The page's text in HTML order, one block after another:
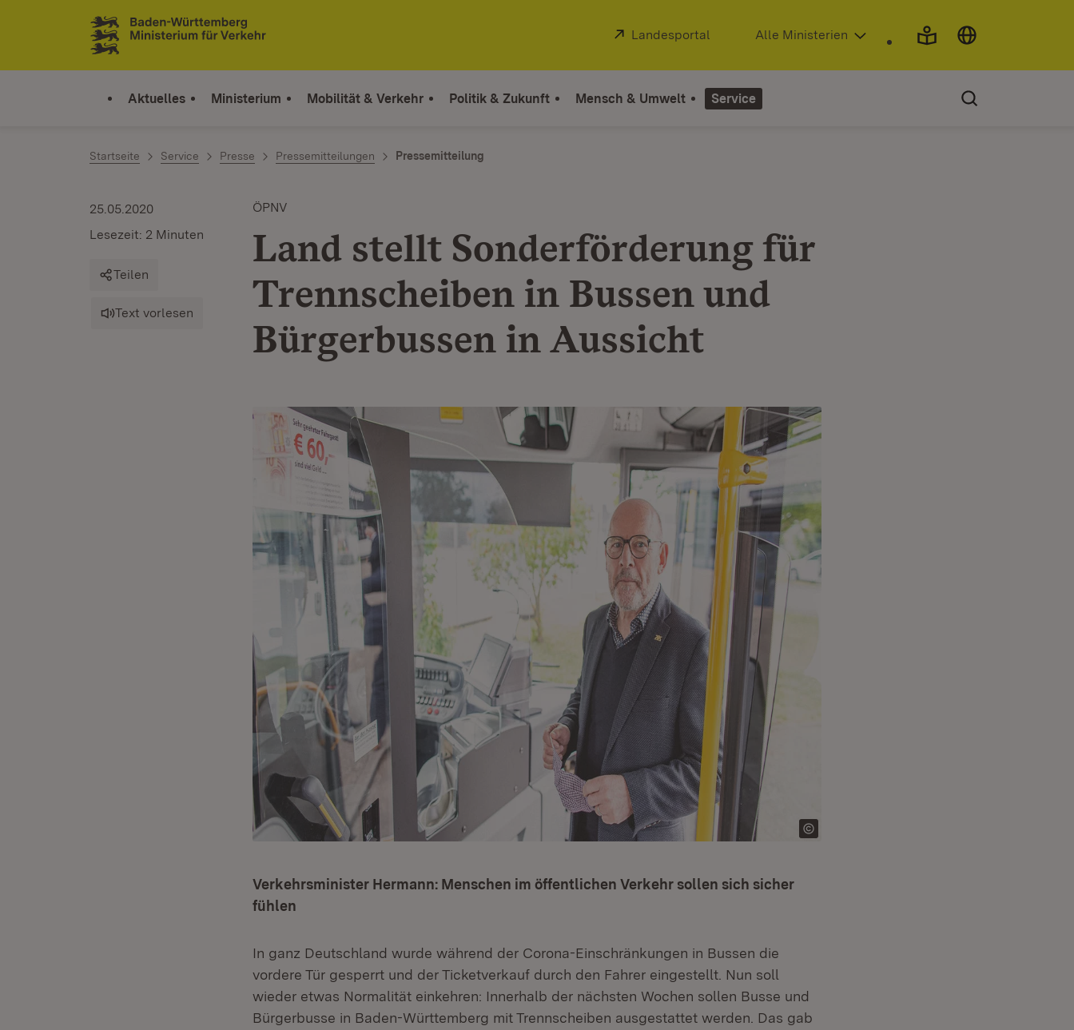
Zum Inhalt springen
Link zur Startseite
Extern:
Landesportal (Öffnet in neuem Fenster)
Alle Ministerien
Aktuelles Ministerium Mobilität & Verkehr Politik & Zukunft Mensch & Umwelt Service
Startseite Service Presse Pressemitteilungen Pressemitteilung
ÖPNV
Land stellt Sonderförderung für
Trennscheiben in Bussen und
Bürgerbussen in Aussicht
25.05.2020
Lesezeit: 2 Minuten
Teilen
Text vorlesen
Verkehrsminister Hermann: Menschen im öffentlichen Verkehr sollen sich sicher
fühlen
In ganz Deutschland wurde während der Corona-Einschränkungen in Bussen die
vordere Tür gesperrt und der Ticketverkauf durch den Fahrer eingestellt. Nun soll
wieder etwas Normalität einkehren: Innerhalb der nächsten Wochen sollen Busse und
Bürgerbusse in Baden-Württemberg mit Trennscheiben ausgestattet werden. Das gab